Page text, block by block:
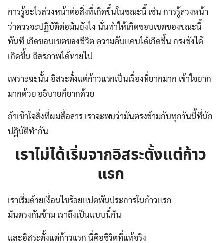
การรู้อะไรล่วงหน้าต่อสิ่งที่เกิดขึ้นในขณะนี้ เช่น การรู้ล่วงหน้า
ว่าควรจะปฏิบัติต่อมันยังไง นั่นทำให้เกิดขอบเขตของขณะนี้
ทันที เกิดขอบเขตของชีวิต ความคับแคบได้เกิดขึ้น กรงขังได้
เกิดขึ้น อิสรภาพได้หายไป
เพราะฉะนั้น อิสระตั้งแต่ก้าวแรกเป็นเรื่องที่ยากมาก เข้าใจยาก
มากด้วย อธิบายก็ยากด้วย
ถ้าเข้าใจสิ่งที่ผมสื่อสาร เราจะพบว่ามันตรงข้ามกับทุกวันนี้ที่นัก
ปฏิบัติทำกัน
เราไม่ได้เริ่มจากอิสระตั้งแต่ก้าว
แรก
เราเริ่มด้วยเงื่อนไขร้อยแปดพันประการในก้าวแรก
มันตรงกันข้าม เราถึงเป็นแบบนี้กัน
และอิสระตั้งแต่ก้าวแรก นี่คือชีวิตที่แท้จริง